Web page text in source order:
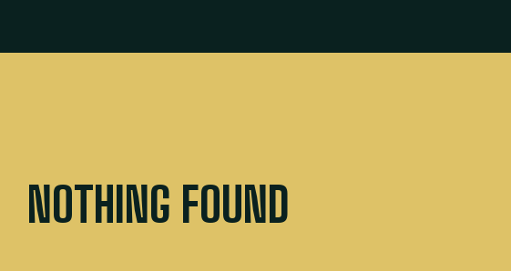
NOTHING FOUND